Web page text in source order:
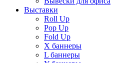
Выставки
Roll Up
Pop Up
Fold Up
Х баннеры
L баннеры